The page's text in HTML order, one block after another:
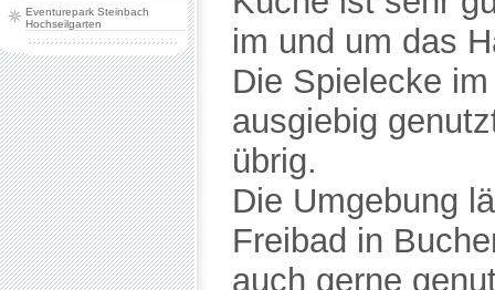
Eventurepark Steinbach
Hochseilgarten